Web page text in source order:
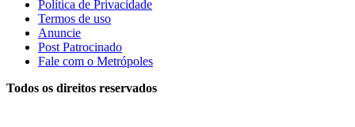
Política de Privacidade
Termos de uso
Anuncie
Post Patrocinado
Fale com o Metrópoles
Todos os direitos reservados